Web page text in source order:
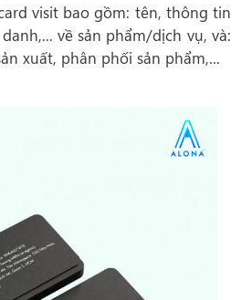
visit bao gồm: tên, thông tin
về sản phẩm/dịch vụ, và:
xuất, phân phối sản phẩm,...